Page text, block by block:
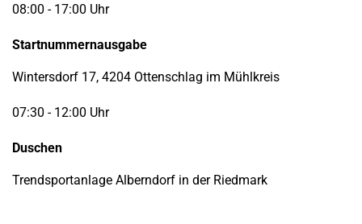
08:00 - 17:00 Uhr
Startnummernausgabe
Wintersdorf 17, 4204 Ottenschlag im Mühlkreis
07:30 - 12:00 Uhr
Duschen
Trendsportanlage Alberndorf in der Riedmark